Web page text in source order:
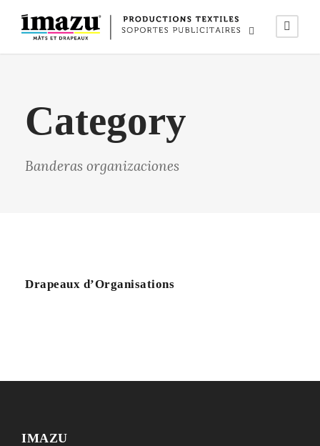
Category
Banderas organizaciones
Drapeaux d’Organisations
IMAZU